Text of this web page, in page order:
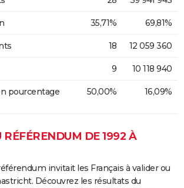
35,71% 69,81%
18 12 059 360
9 10 118 940
pourcentage
50,00% 16,09%
RÉFÉRENDUM DE 1992 À
invitait les Français à valider ou
Découvrez les résultats du